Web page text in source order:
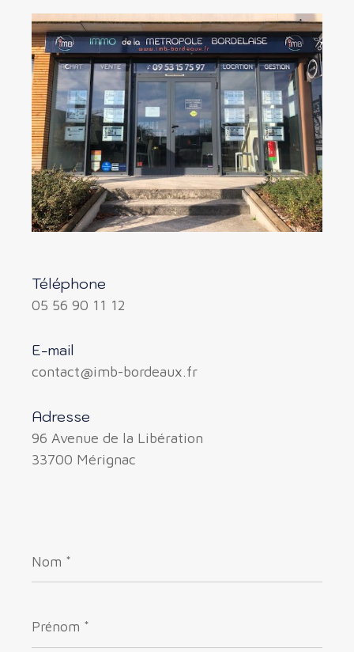
Téléphone
05 56 90 11 12
E-mail
contact@imb-bordeaux.fr
Adresse
96 Avenue de la Libération
33700 Mérignac
*
*